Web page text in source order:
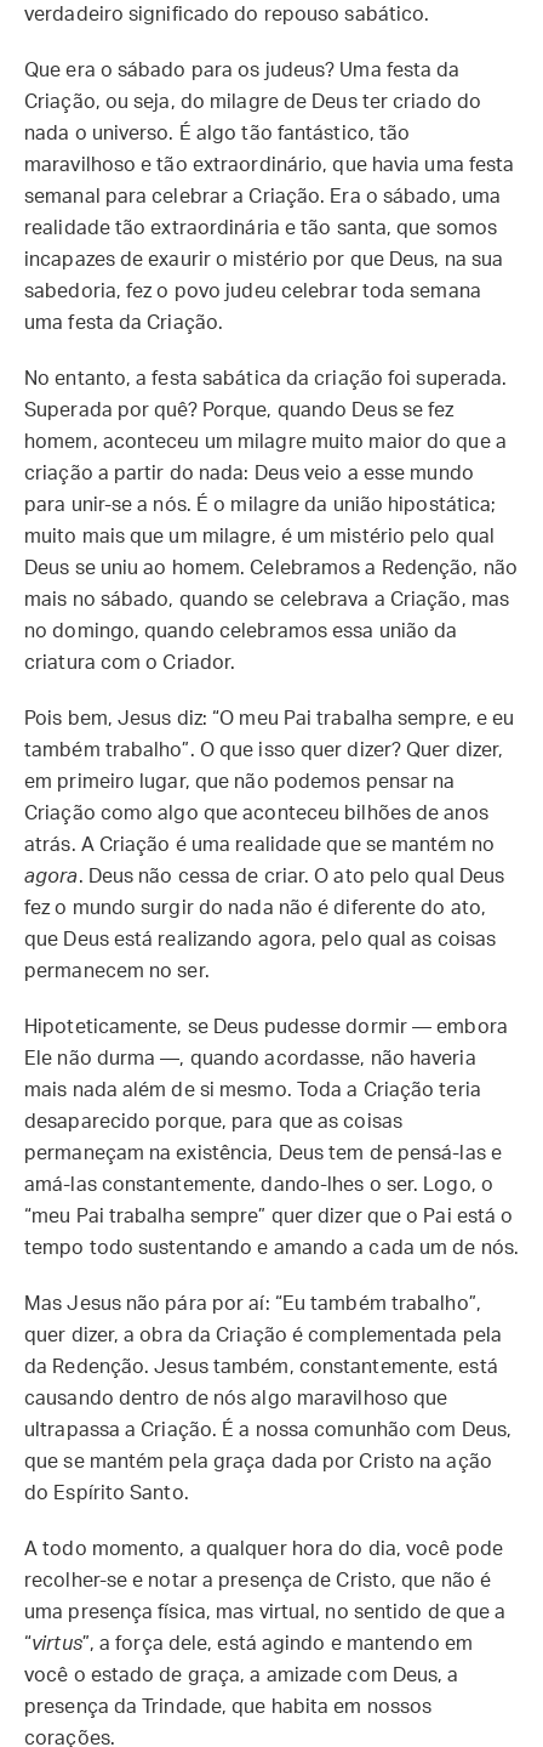
verdadeiro significado do repouso sabático.
Que era o sábado para os judeus? Uma festa da
Criação, ou seja, do milagre de Deus ter criado do
nada o universo. É algo tão fantástico, tão
maravilhoso e tão extraordinário, que havia uma festa
semanal para celebrar a Criação. Era o sábado, uma
realidade tão extraordinária e tão santa, que somos
incapazes de exaurir o mistério por que Deus, na sua
sabedoria, fez o povo judeu celebrar toda semana
uma festa da Criação.
No entanto, a festa sabática da criação foi superada.
Superada por quê? Porque, quando Deus se fez
homem, aconteceu um milagre muito maior do que a
criação a partir do nada: Deus veio a esse mundo
para unir-se a nós. É o milagre da união hipostática;
muito mais que um milagre, é um mistério pelo qual
Deus se uniu ao homem. Celebramos a Redenção, não
mais no sábado, quando se celebrava a Criação, mas
no domingo, quando celebramos essa união da
criatura com o Criador.
Pois bem, Jesus diz: “O meu Pai trabalha sempre, e eu
também trabalho”. O que isso quer dizer? Quer dizer,
em primeiro lugar, que não podemos pensar na
Criação como algo que aconteceu bilhões de anos
atrás. A Criação é uma realidade que se mantém no
agora. Deus não cessa de criar. O ato pelo qual Deus
fez o mundo surgir do nada não é diferente do ato,
que Deus está realizando agora, pelo qual as coisas
permanecem no ser.
Hipoteticamente, se Deus pudesse dormir — embora
Ele não durma —, quando acordasse, não haveria
mais nada além de si mesmo. Toda a Criação teria
desaparecido porque, para que as coisas
permaneçam na existência, Deus tem de pensá-las e
amá-las constantemente, dando-lhes o ser. Logo, o
“meu Pai trabalha sempre” quer dizer que o Pai está o
tempo todo sustentando e amando a cada um de nós.
Mas Jesus não pára por aí: “Eu também trabalho”,
quer dizer, a obra da Criação é complementada pela
da Redenção. Jesus também, constantemente, está
causando dentro de nós algo maravilhoso que
ultrapassa a Criação. É a nossa comunhão com Deus,
que se mantém pela graça dada por Cristo na ação
do Espírito Santo.
A todo momento, a qualquer hora do dia, você pode
recolher-se e notar a presença de Cristo, que não é
uma presença física, mas virtual, no sentido de que a
“virtus”, a força dele, está agindo e mantendo em
você o estado de graça, a amizade com Deus, a
presença da Trindade, que habita em nossos
corações.